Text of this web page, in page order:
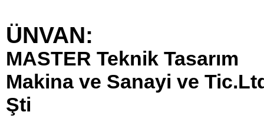
ÜNVAN:
MASTER Teknik Tasarım
Makina ve Sanayi ve
Şti